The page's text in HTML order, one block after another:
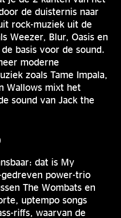
de duisternis naar
rock-muziek uit de
Weezer, Blur, Oasis en
basis voor de sound.
moderne
zoals Tame Impala,
Wallows mixt het
sound van Jack the
dat is My
power-trio
The Wombats en
uptempo songs
riffs, waarvan de